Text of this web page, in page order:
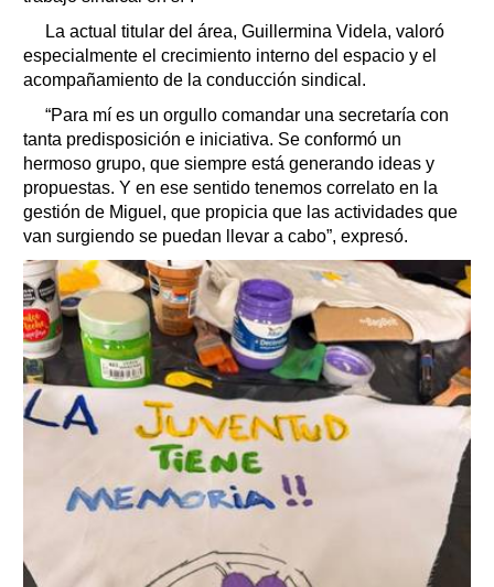
La actual titular del área, Guillermina Videla, valoró
especialmente el crecimiento interno del espacio y el
acompañamiento de la conducción sindical.
“Para mí es un orgullo comandar una secretaría con
tanta predisposición e iniciativa. Se conformó un
hermoso grupo, que siempre está generando ideas y
propuestas. Y en ese sentido tenemos correlato en la
gestión de Miguel, que propicia que las actividades que
van surgiendo se puedan llevar a cabo”, expresó.